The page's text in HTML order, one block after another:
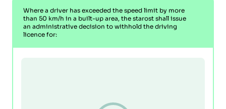
Where a driver has exceeded the speed limit by more
than 50 km/h in a built-up area, the starost shall issue
an administrative decision to withhold the driving
licence for: